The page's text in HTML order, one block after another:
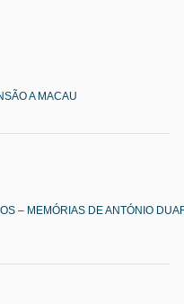
A MACAU
– MEMÓRIAS DE ANTÓNIO